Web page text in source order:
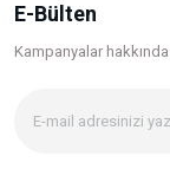
E-Bülten
Kampanyalar